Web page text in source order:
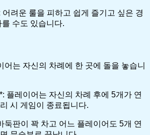
려운 룰을 피하고 쉽게 즐기고 싶은 경
수도 있습니다.
어는 자신의 차례에 한 곳에 돌을 놓습니
플레이어는 자신의 차례 후에 5개가 연
시 게임이 종료됩니다.
둑판이 꽉 차고 어느 플레이어도 5개 연